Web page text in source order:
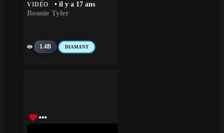
VIDÉO • il y a 17 ans
Bonnie Tyler
1.4B DIAMANT